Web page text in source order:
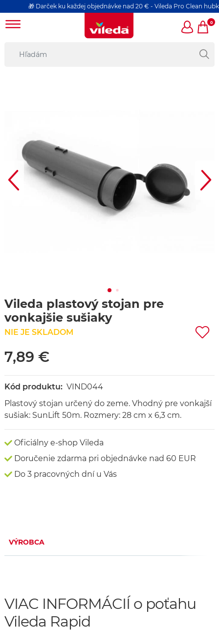
🎁 Darček ku každej objednávke nad 20 € - Vileda Pro Clean hubka
0
Vileda plastový stojan pre
vonkajšie sušiaky
NIE JE SKLADOM
7,89 €
Kód produktu: VIND044
Plastový stojan určený do zeme. Vhodný pre vonkajší
sušiak: SunLift 50m. Rozmery: 28 cm x 6,3 cm.
Oficiálny e-shop Vileda
Doručenie zdarma pri objednávke nad 60 EUR
Do 3 pracovných dní u Vás
VÝROBCA
VIAC INFORMÁCIÍ o poťahu
Vileda Rapid